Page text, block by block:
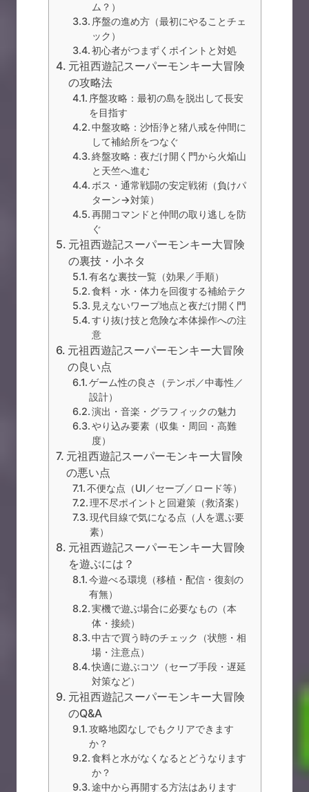
ム？）
序盤の進め方（最初にやることチェ
ック）
初心者がつまずくポイントと対処
元祖西遊記スーパーモンキー大冒険
の攻略法
序盤攻略：最初の島を脱出して長安
を目指す
中盤攻略：沙悟浄と猪八戒を仲間に
して補給所をつなぐ
終盤攻略：夜だけ開く門から火焔山
と天竺へ進む
ボス・通常戦闘の安定戦術（負けパ
ターン→対策）
再開コマンドと仲間の取り逃しを防
ぐ
元祖西遊記スーパーモンキー大冒険
の裏技・小ネタ
有名な裏技一覧（効果／手順）
食料・水・体力を回復する補給テク
見えないワープ地点と夜だけ開く門
すり抜け技と危険な本体操作への注
意
元祖西遊記スーパーモンキー大冒険
の良い点
ゲーム性の良さ（テンポ／中毒性／
設計）
演出・音楽・グラフィックの魅力
やり込み要素（収集・周回・高難
度）
元祖西遊記スーパーモンキー大冒険
の悪い点
不便な点（UI／セーブ／ロード等）
理不尽ポイントと回避策（救済案）
現代目線で気になる点（人を選ぶ要
素）
元祖西遊記スーパーモンキー大冒険
を遊ぶには？
今遊べる環境（移植・配信・復刻の
有無）
実機で遊ぶ場合に必要なもの（本
体・接続）
中古で買う時のチェック（状態・相
場・注意点）
快適に遊ぶコツ（セーブ手段・遅延
対策など）
元祖西遊記スーパーモンキー大冒険
のQ&A
攻略地図なしでもクリアできます
か？
食料と水がなくなるとどうなります
か？
途中から再開する方法はあります